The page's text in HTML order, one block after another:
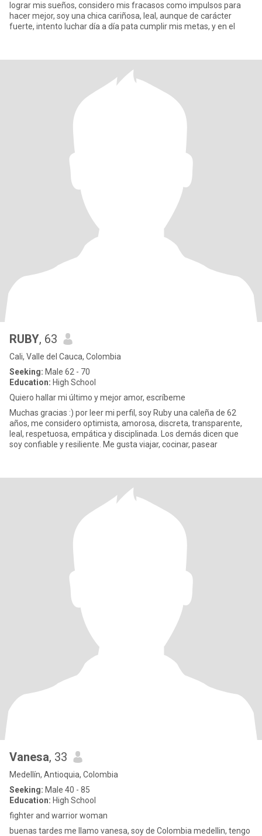
lograr mis sueños, considero mis fracasos como impulsos para
hacer mejor, soy una chica cariñosa, leal, aunque de carácter
fuerte, intento luchar día a día pata cumplir mis metas, y en el
RUBY, 63
Cali, Valle del Cauca, Colombia
Seeking: Male 62 - 70
Education: High School
Quiero hallar mi último y mejor amor, escríbeme
Muchas gracias :) por leer mi perfil, soy Ruby una caleña de 62
años, me considero optimista, amorosa, discreta, transparente,
leal, respetuosa, empática y disciplinada. Los demás dicen que
soy confiable y resiliente. Me gusta viajar, cocinar, pasear
Vanesa, 33
Medellín, Antioquia, Colombia
Seeking: Male 40 - 85
Education: High School
fighter and warrior woman
buenas tardes me llamo vanesa, soy de Colombia medellin, tengo